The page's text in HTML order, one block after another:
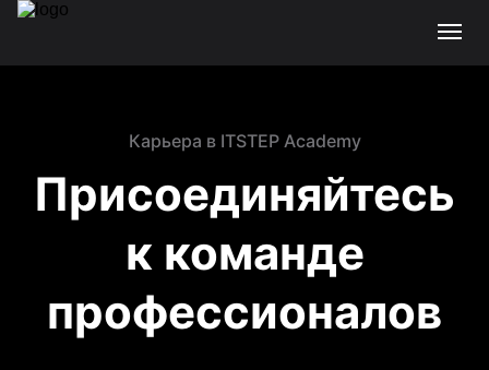
Карьера в ITSTEP Academy
Присоединяйтесь
к команде
профессионалов